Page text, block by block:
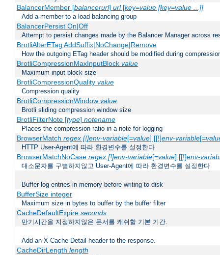
BalancerMember [balancerurl] url[key=value [key=value ...]]
Add a member to a load balancing group
BalancerPersist On|Off
Attempt to persist changes made by the Balancer Manager across
BrotliAlterETag AddSuffix|NoChange|Remove
How the outgoing ETag header should be modified during
BrotliCompressionMaxInputBlock value
Maximum input block size
BrotliCompressionQuality value
Compression quality
BrotliCompressionWindow value
Brotli sliding compression window size
BrotliFilterNote [type] notename
Places the compression ratio in a note for logging
BrowserMatch regex [!]env-variable[=value] [[!]env-variable[=
HTTP User-Agent에 따라 환경변수를 설정한다
BrowserMatchNoCase regex [!]env-variable[=value] [[!]env-
대소문자를 구별하지않고 User-Agent에 따라 환경변수를 설정한다
Buffer log entries in memory before writing to disk
BufferSize integer
Maximum size in bytes to buffer by the buffer filter
CacheDefaultExpire seconds
만기시간을 지정하지않은 문서를 캐쉬할 기본 기간.
Add an X-Cache-Detail header to the response.
CacheDirLength length